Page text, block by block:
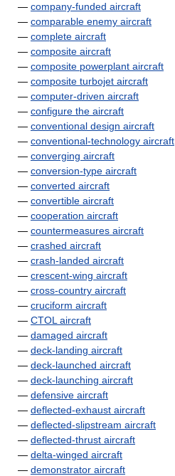
— company-funded aircraft
— comparable enemy aircraft
— complete aircraft
— composite aircraft
— composite powerplant aircraft
— composite turbojet aircraft
— computer-driven aircraft
— configure the aircraft
— conventional design aircraft
— conventional-technology aircraft
— converging aircraft
— conversion-type aircraft
— converted aircraft
— convertible aircraft
— cooperation aircraft
— countermeasures aircraft
— crashed aircraft
— crash-landed aircraft
— crescent-wing aircraft
— cross-country aircraft
— cruciform aircraft
— CTOL aircraft
— damaged aircraft
— deck-landing aircraft
— deck-launched aircraft
— deck-launching aircraft
— defensive aircraft
— deflected-exhaust aircraft
— deflected-slipstream aircraft
— deflected-thrust aircraft
— delta-winged aircraft
— demonstrator aircraft